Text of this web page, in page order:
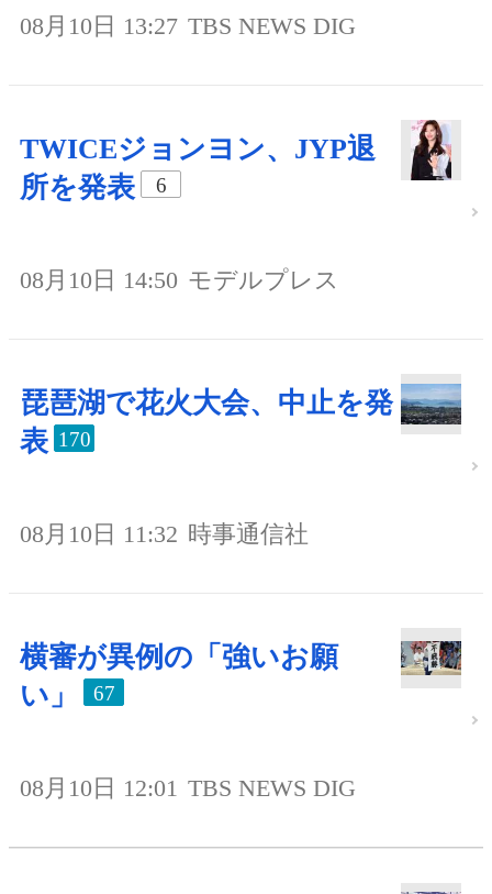
08月10日 13:27 TBS NEWS DIG
TWICEジョンヨン、JYP退
所を発表
6
08月10日 14:50 モデルプレス
琵琶湖で花火大会、中止を発
表 170
08月10日 11:32 時事通信社
横審が異例の「強いお願
い」
67
08月10日 12:01 TBS NEWS DIG